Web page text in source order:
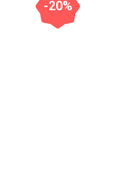
-20%